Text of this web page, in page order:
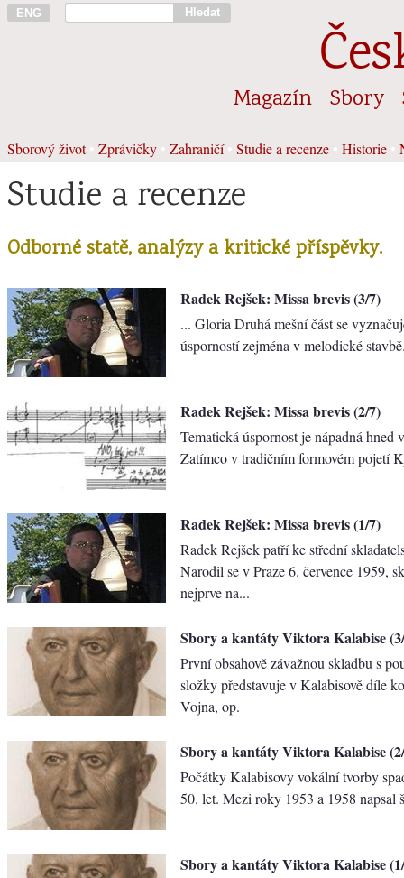
ENG Hledat
Magazín Sbory
Sborový život• Zprávičky Zahraničí• Studie a recenze Historie
Studie a recenze
Odborné statě, analýzy a kritické příspěvky.
Radek Rejšek: Missa brevis (3/7)
... Gloria Druhá mešní část se
úsporností zejména v melodické
Radek Rejšek: Missa brevis (2/7)
Tematická úspornost je nápadná hned
Zatímco v tradičním formovém pojetí
Radek Rejšek: Missa brevis (1/7)
Radek Rejšek patří ke střední
Narodil se v Praze 6. července 1959,
nejprve na...
Sbory a kantáty Viktora Kalabise
První obsahově závažnou skladbu s
složky představuje v Kalabisově díle
Vojna, op.
Sbory a kantáty Viktora Kalabise
Počátky Kalabisovy vokální tvorby
50. let. Mezi roky 1953 a 1958 napsal
Sbory a kantáty Viktora Kalabise